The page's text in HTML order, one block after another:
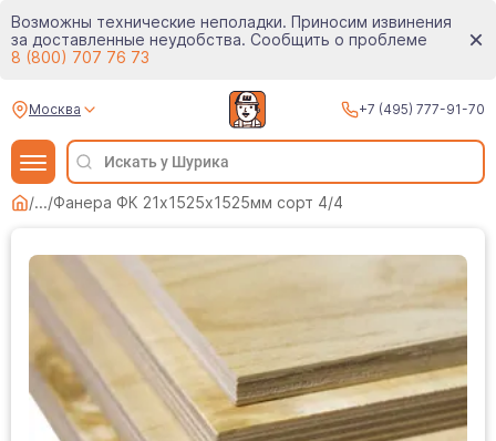
Возможны технические неполадки. Приносим извинения
за доставленные неудобства. Сообщить о проблеме
8 (800) 707 76 73
Москва +7 (495) 777-91-70
/.../Фанера ФК 21х1525х1525мм сорт 4/4